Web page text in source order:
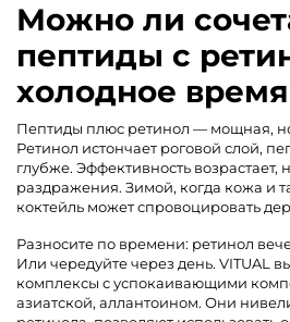
Можно ли
пептиды с
холодное
Пептиды плюс ретинол — мощная,
Ретинол истончает роговой слой,
глубже. Эффективность возрастает,
раздражения. Зимой, когда кожа и
коктейль может спровоцировать
Разносите по времени: ретинол
Или чередуйте через день. VITUAL
комплексы с успокаивающими
азиатской, аллантоином. Они